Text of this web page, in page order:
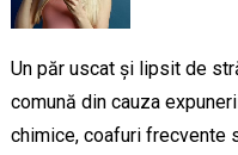
Un păr uscat și lipsit de
comună din cauza
chimice, coafuri frecvente